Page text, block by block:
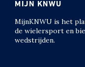
MIJN KNWU
MijnKNWU is het
de wielersport en
wedstrijden.